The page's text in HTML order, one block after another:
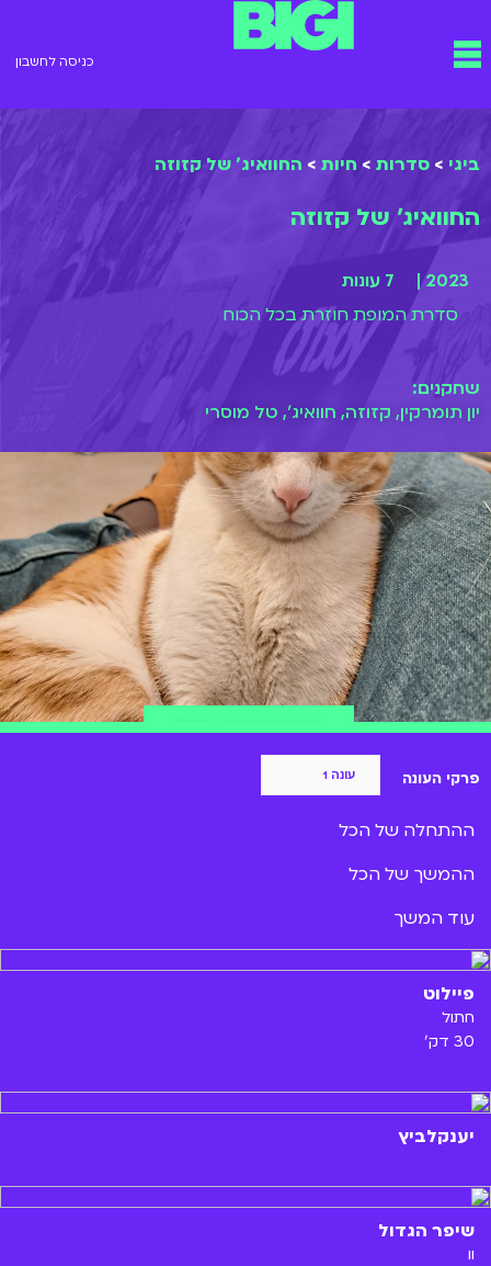
תפריט כניסה לחשבון
ביגי > סדרות > חיות > החוואיג' של קזוזה
החוואיג' של קזוזה
2023 |
7 עונות
סדרת המופת חוזרת בכל הכוח
שחקנים:
יון תומרקין, קזוזה, חוואיג', טל מוסרי
הצטרפות ל-BIGI
פרקי העונה
ההתחלה של הכל
ההמשך של הכל
עוד המשך
פיילוט
חתול
30 דק'
יענקלביץ
שיפר הגדול
וו